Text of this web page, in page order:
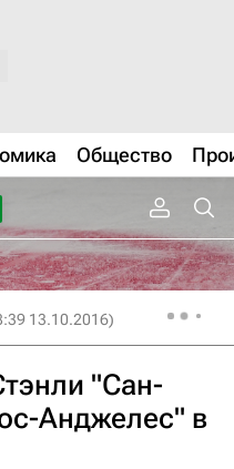
Общество
13.10.2016)
"Сан-
Анджелес" в